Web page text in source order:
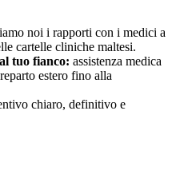
noi i rapporti con i medici a
cartelle cliniche maltesi.
tuo fianco: assistenza medica
estero fino alla
chiaro, definitivo e